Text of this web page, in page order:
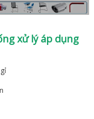
xử lý áp dụng